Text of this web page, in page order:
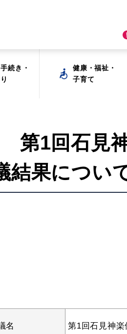
続き・
健康・福祉・
子育て
続き・
健康・福祉・
子育て
第1回石見
結果につい
名 第1回石見神